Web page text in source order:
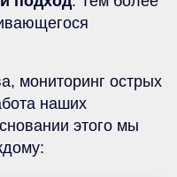
мониторинг острых
наших
этого мы